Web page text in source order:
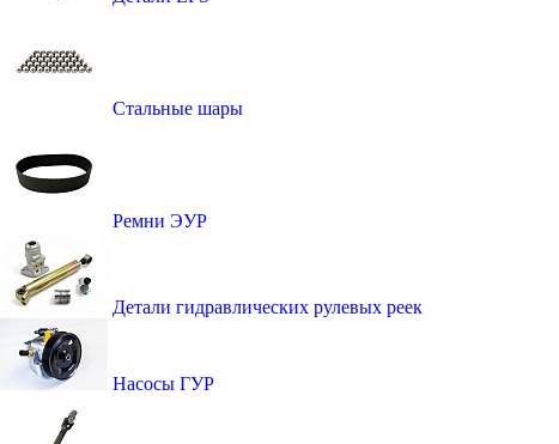
Стальные шары
Ремни ЭУР
Детали гидравлических рулевых реек
Насосы ГУР